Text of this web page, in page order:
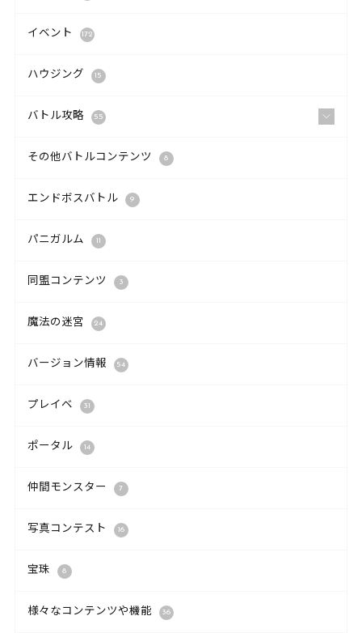
イベント 172
ハウジング 15
バトル攻略 55
その他バトルコンテンツ 8
エンドボスバトル 9
パニガルム 11
同盟コンテンツ 3
魔法の迷宮 24
バージョン情報 54
プレイベ 31
ポータル 14
仲間モンスター 7
写真コンテスト 16
宝珠 8
様々なコンテンツや機能 36